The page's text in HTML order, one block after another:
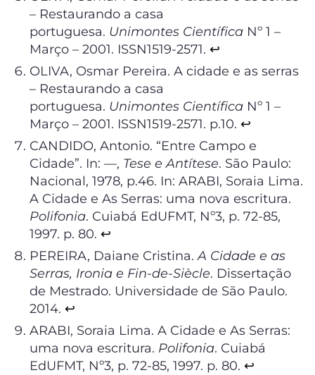
– Restaurando a casa
portuguesa. Unimontes Científica Nº 1 –
Março – 2001. ISSN1519-2571. ↩︎
OLIVA, Osmar Pereira. A cidade e as serras
– Restaurando a casa
portuguesa. Unimontes Científica Nº 1 –
Março – 2001. ISSN1519-2571. p.10. ↩︎
CANDIDO, Antonio. “Entre Campo e
Cidade”. In: —, Tese e Antítese. São Paulo:
Nacional, 1978, p.46. In: ARABI, Soraia Lima.
A Cidade e As Serras: uma nova escritura.
Polifonia. Cuiabá EdUFMT, Nº3, p. 72-85,
1997. p. 80. ↩︎
PEREIRA, Daiane Cristina.A Cidade e as
Serras, Ironia e Fin-de-Siècle. Dissertação
de Mestrado. Universidade de São Paulo.
2014. ↩︎
ARABI, Soraia Lima. A Cidade e As Serras:
uma nova escritura. Polifonia. Cuiabá
EdUFMT, Nº3, p. 72-85, 1997. p. 80. ↩︎